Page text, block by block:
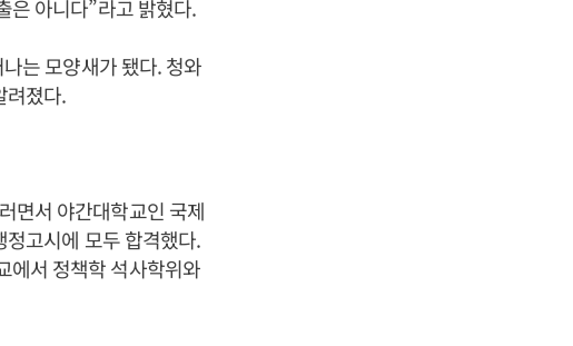
은 아니다”라고 밝혔다.
는 모양새가 됐다. 청와
려졌다.
면서 야간대학교인 국제
고시에 모두 합격했다.
에서 정책학 석사학위와